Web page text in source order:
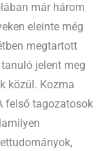
már három
eleinte még
megtartott
jelent meg
közül. Kozma
felső tagozatosok